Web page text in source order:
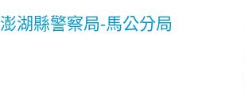
澎湖縣警察局-馬公分局